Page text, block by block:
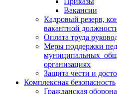
Вакансии
Кадровый резерв,
вакантной
Оплата труда
Меры поддержки
муниципальных
организациях
Защита чести и
Комплексная безопасность
Гражданская